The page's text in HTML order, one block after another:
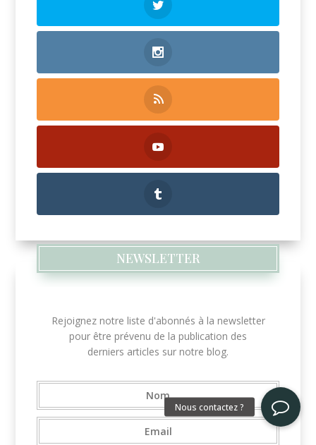
NEWSLETTER
Rejoignez notre liste d'abonnés à la newsletter
pour être prévenu de la publication des
derniers articles sur notre blog.